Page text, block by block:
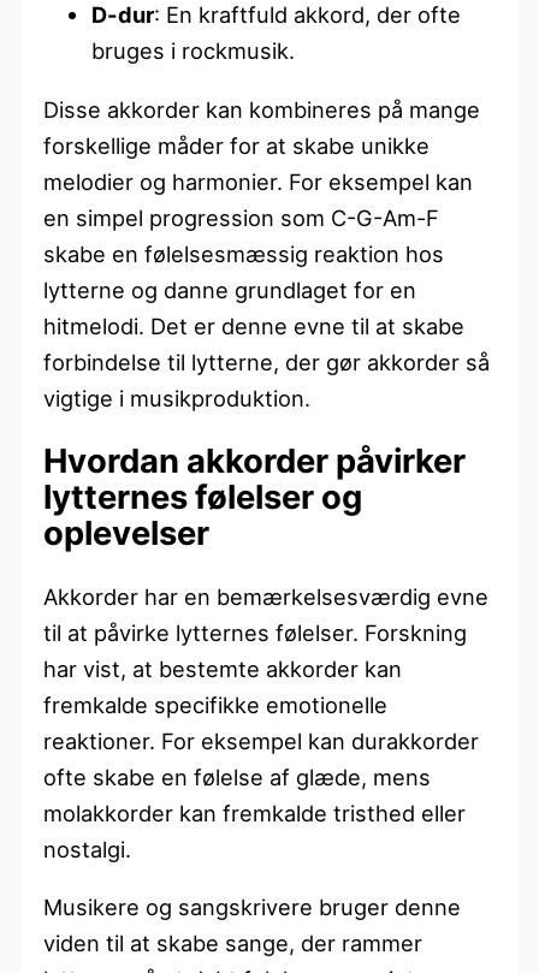
D-dur: En kraftfuld akkord, der ofte
bruges i rockmusik.
Disse akkorder kan kombineres på mange
forskellige måder for at skabe unikke
melodier og harmonier. For eksempel kan
en simpel progression som C-G-Am-F
skabe en følelsesmæssig reaktion hos
lytterne og danne grundlaget for en
hitmelodi. Det er denne evne til at skabe
forbindelse til lytterne, der gør akkorder så
vigtige i musikproduktion.
Hvordan akkorder påvirker
lytternes følelser og
oplevelser
Akkorder har en bemærkelsesværdig evne
til at påvirke lytternes følelser. Forskning
har vist, at bestemte akkorder kan
fremkalde specifikke emotionelle
reaktioner. For eksempel kan durakkorder
ofte skabe en følelse af glæde, mens
molakkorder kan fremkalde tristhed eller
nostalgi.
Musikere og sangskrivere bruger denne
viden til at skabe sange, der rammer